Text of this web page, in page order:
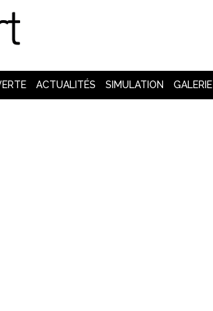
ACTUALITÉS SIMULATION GALERIE